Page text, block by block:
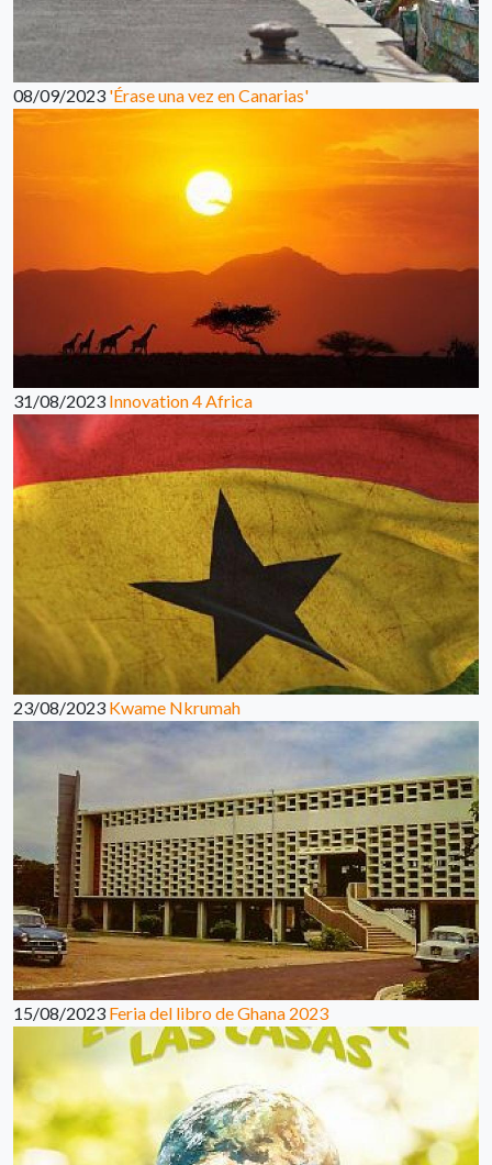
08/09/2023 'Érase una vez en Canarias'
31/08/2023 Innovation 4 Africa
23/08/2023 Kwame Nkrumah
15/08/2023 Feria del libro de Ghana 2023